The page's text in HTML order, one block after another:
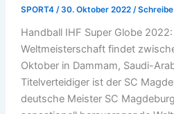
SPORT4 /30. Oktober 2022 /
Handball IHF Super Globe
Weltmeisterschaft findet
Oktober in Dammam, Saudi-
Titelverteidiger ist der SC
deutsche Meister SC